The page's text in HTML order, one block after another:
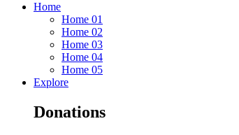
Home
Home 01
Home 02
Home 03
Home 04
Home 05
Explore
Donations